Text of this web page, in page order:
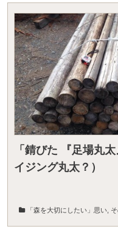
「錆びた 『足場
イジング丸太？）
「森を大切にしたい」思い